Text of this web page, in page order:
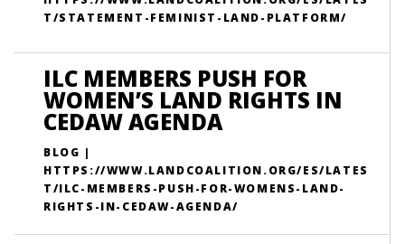
T/STATEMENT-FEMINIST-LAND-PLATFORM/
ILC MEMBERS PUSH FOR
WOMEN’S LAND RIGHTS IN
CEDAW AGENDA
BLOG |
HTTPS://WWW.LANDCOALITION.ORG/ES/LATES
T/ILC-MEMBERS-PUSH-FOR-WOMENS-LAND-
RIGHTS-IN-CEDAW-AGENDA/